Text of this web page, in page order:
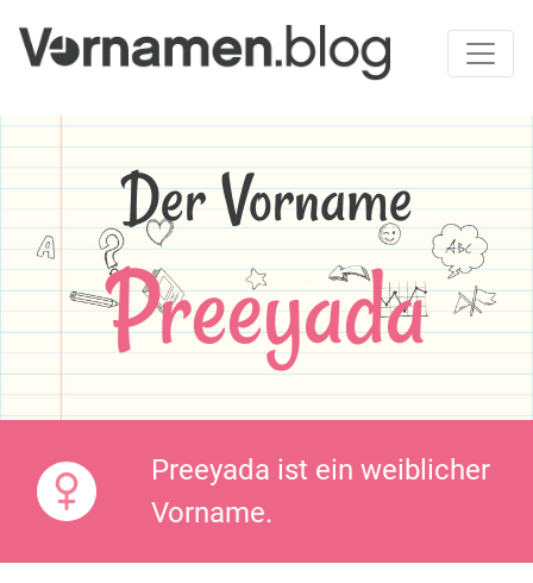
Der Vorname
Preeyada
Preeyada ist ein weiblicher
Vorname.